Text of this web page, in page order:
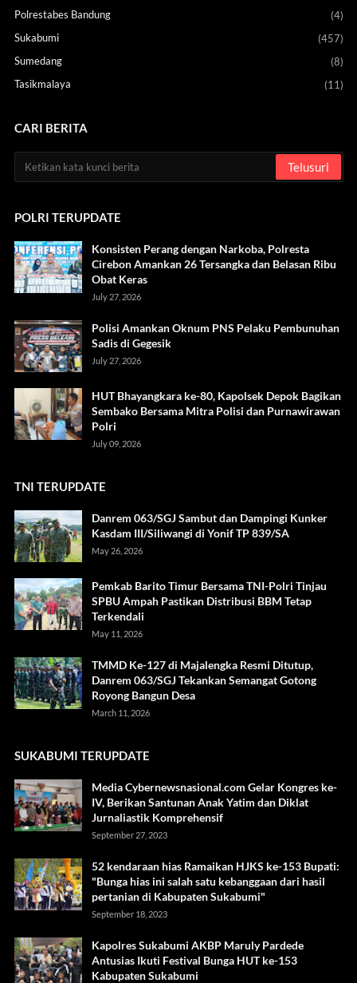
Polrestabes Bandung
(4)
Sukabumi
(457)
Sumedang
(8)
Tasikmalaya
(11)
CARI BERITA
POLRI TERUPDATE
Konsisten Perang dengan Narkoba, Polresta
Cirebon Amankan 26 Tersangka dan Belasan Ribu
Obat Keras
July 27, 2026
Polisi Amankan Oknum PNS Pelaku Pembunuhan
Sadis di Gegesik
July 27, 2026
HUT Bhayangkara ke-80, Kapolsek Depok Bagikan
Sembako Bersama Mitra Polisi dan Purnawirawan
Polri
July 09, 2026
TNI TERUPDATE
Danrem 063/SGJ Sambut dan Dampingi Kunker
Kasdam III/Siliwangi di Yonif TP 839/SA
May 26, 2026
Pemkab Barito Timur Bersama TNI-Polri Tinjau
SPBU Ampah Pastikan Distribusi BBM Tetap
Terkendali
May 11, 2026
TMMD Ke-127 di Majalengka Resmi Ditutup,
Danrem 063/SGJ Tekankan Semangat Gotong
Royong Bangun Desa
March 11, 2026
SUKABUMI TERUPDATE
Media Cybernewsnasional.com Gelar Kongres ke-
IV, Berikan Santunan Anak Yatim dan Diklat
Jurnaliastik Komprehensif
September 27, 2023
52 kendaraan hias Ramaikan HJKS ke-153 Bupati:
"Bunga hias ini salah satu kebanggaan dari hasil
pertanian di Kabupaten Sukabumi"
September 18, 2023
Kapolres Sukabumi AKBP Maruly Pardede
Antusias Ikuti Festival Bunga HUT ke-153
Kabupaten Sukabumi